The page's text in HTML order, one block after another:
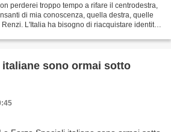
perderei troppo tempo a rifare il centrodestra,
di mia conoscenza, quella destra, quelle
L'Italia ha bisogno di riacquistare identità
italiane sono ormai sotto